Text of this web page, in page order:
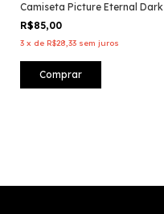
Camiseta Picture Eternal Dark
R$85,00
3 x de R$28,33 sem juros
Comprar